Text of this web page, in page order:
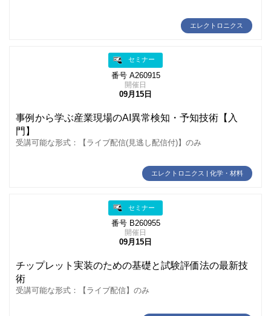
エレクトロニクス
セミナー
番号 A260915
開催日
09月15日
事例から学ぶ産業現場のAI異常検知・予知技術【入
門】
受講可能な形式：【ライブ配信(見逃し配信付)】のみ
エレクトロニクス | 化学・材料
セミナー
番号 B260955
開催日
09月15日
チップレット実装のための基礎と試験評価法の最新技
術
受講可能な形式：【ライブ配信】のみ